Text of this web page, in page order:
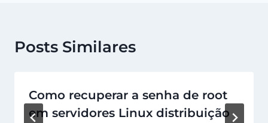
Posts Similares
Como recuperar a senha de root
em servidores Linux distribuição